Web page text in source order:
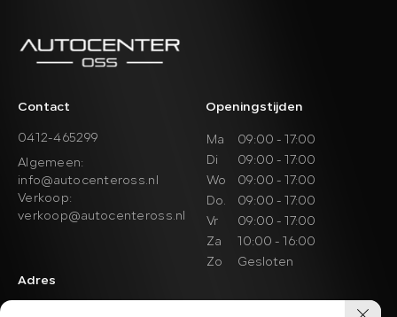
Contact
0412-465299
Algemeen:
info@autocenteross.nl
Verkoop:
verkoop@autocenteross.nl
Adres
Openingstijden
Ma
09:00 - 17:00
Di
09:00 - 17:00
Wo
09:00 - 17:00
Do.
09:00 - 17:00
Vr
09:00 - 17:00
Za
10:00 - 16:00
Zo
Gesloten